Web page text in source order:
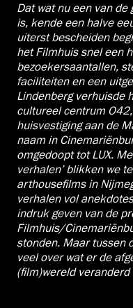
Dat wat nu een van
is, kende een halve
uiterst bescheiden
het Filmhuis snel een
bezoekersaantallen,
faciliteiten en een
Lindenberg verhuisde
cultureel centrum
huisvestiging aan de
naam in
omgedoopt tot LUX.
verhalen’ blikken we
arthousefilms in
verhalen vol
indruk geven van de
Filmhuis/
stonden. Maar tussen
veel over wat er de
(film)wereld veranderd